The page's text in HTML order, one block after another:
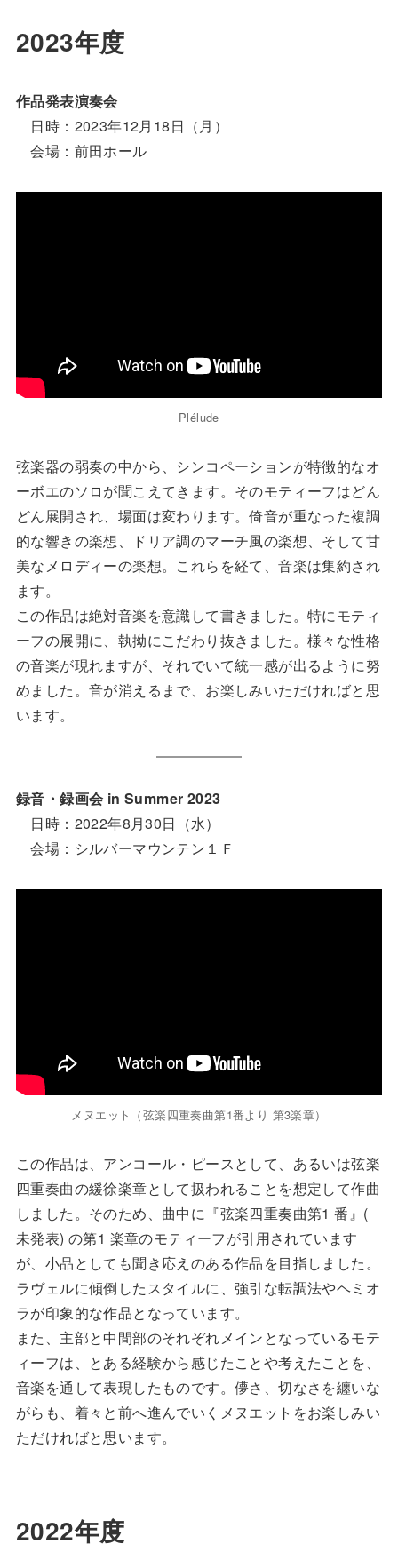
2023年度
作品発表演奏会
日時：2023年12月18日（月）
会場：前田ホール
Plélude
弦楽器の弱奏の中から、シンコペーションが特徴的なオ
ーボエのソロが聞こえてきます。そのモティーフはどん
どん展開され、場面は変わります。倚音が重なった複調
的な響きの楽想、ドリア調のマーチ風の楽想、そして甘
美なメロディーの楽想。これらを経て、音楽は集約され
ます。
この作品は絶対音楽を意識して書きました。特にモティ
ーフの展開に、執拗にこだわり抜きました。様々な性格
の音楽が現れますが、それでいて統一感が出るように努
めました。音が消えるまで、お楽しみいただければと思
います。
録音・録画会 in Summer 2023
日時：2022年8月30日（水）
会場：シルバーマウンテン１Ｆ
メヌエット（弦楽四重奏曲第1番より 第3楽章）
この作品は、アンコール・ピースとして、あるいは弦楽
四重奏曲の緩徐楽章として扱われることを想定して作曲
しました。そのため、曲中に『弦楽四重奏曲第1 番』(
未発表) の第1 楽章のモティーフが引用されています
が、小品としても聞き応えのある作品を目指しました。
ラヴェルに傾倒したスタイルに、強引な転調法やヘミオ
ラが印象的な作品となっています。
また、主部と中間部のそれぞれメインとなっているモテ
ィーフは、とある経験から感じたことや考えたことを、
音楽を通して表現したものです。儚さ、切なさを纏いな
がらも、着々と前へ進んでいくメヌエットをお楽しみい
ただければと思います。
2022年度